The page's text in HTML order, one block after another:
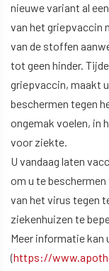
nieuwe variant al
van het griepvaccin
van de stoffen
tot geen hinder.
griepvaccin, maakt
beschermen tegen
ongemak voelen, in
voor ziekte.
U vandaag laten
om u te
van het virus tegen
ziekenhuizen te
Meer informatie kan
(https://